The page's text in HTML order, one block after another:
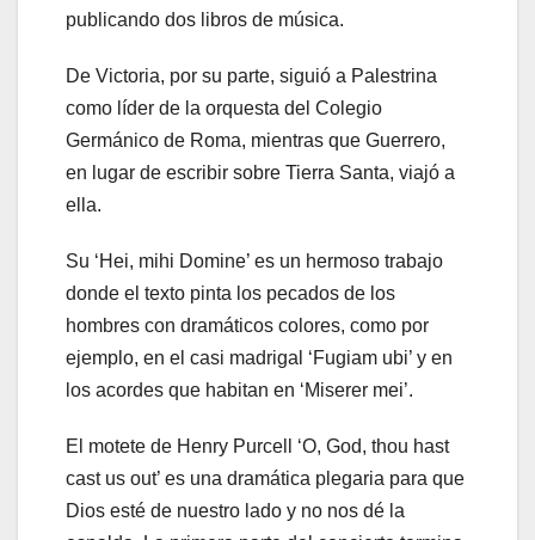
publicando dos libros de música.
De Victoria, por su parte, siguió a Palestrina
como líder de la orquesta del Colegio
Germánico de Roma, mientras que Guerrero,
en lugar de escribir sobre Tierra Santa, viajó a
ella.
Su ‘Hei, mihi Domine’ es un hermoso trabajo
donde el texto pinta los pecados de los
hombres con dramáticos colores, como por
ejemplo, en el casi madrigal ‘Fugiam ubi’ y en
los acordes que habitan en ‘Miserer mei’.
El motete de Henry Purcell ‘O, God, thou hast
cast us out’ es una dramática plegaria para que
Dios esté de nuestro lado y no nos dé la